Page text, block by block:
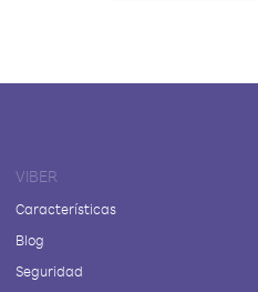
VIBER
Características
Blog
Seguridad